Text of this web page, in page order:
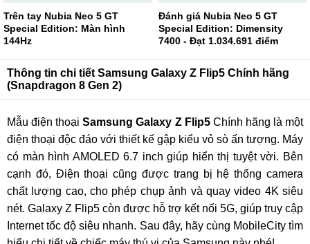
Trên tay Nubia Neo 5 GT
Special Edition: Màn hình
144Hz
Đánh giá Nubia Neo 5 GT
Special Edition: Dimensity
7400 - Đạt 1.034.691 điểm
Thông tin chi tiết Samsung Galaxy Z Flip5 Chính hãng
(Snapdragon 8 Gen 2)
Mẫu điện thoạiSamsung Galaxy Z Flip5Chính hãng là một
điện thoại độc đáo với thiết kế gập kiểu vỏ sò ấn tượng. Máy
có màn hình AMOLED 6.7 inch giúp hiển thị tuyệt vời. Bên
cạnh đó, Điện thoại cũng được trang bị hệ thống camera
chất lượng cao, cho phép chụp ảnh và quay video 4K siêu
nét. Galaxy Z Flip5 còn được hỗ trợ kết nối 5G, giúp truy cập
Internet tốc độ siêu nhanh. Sau đây, hãy cùng MobileCity tìm